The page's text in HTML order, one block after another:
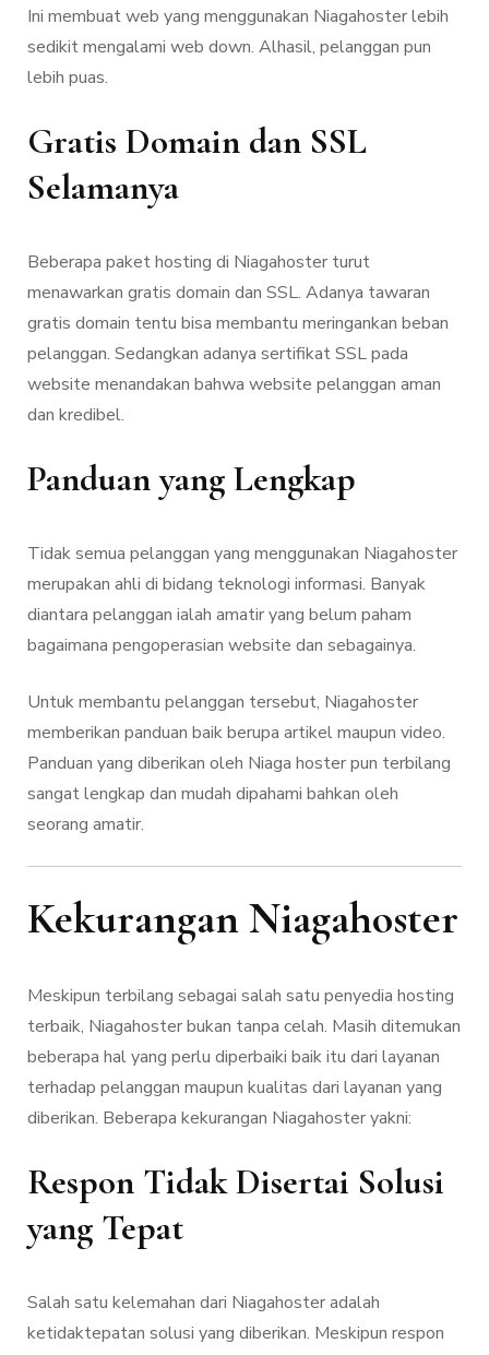
Ini membuat web yang menggunakan Niagahoster lebih
sedikit mengalami web down. Alhasil, pelanggan pun
lebih puas.
Gratis Domain dan SSL
Selamanya
Beberapa paket hosting di Niagahoster turut
menawarkan gratis domain dan SSL. Adanya tawaran
gratis domain tentu bisa membantu meringankan beban
pelanggan. Sedangkan adanya sertifikat SSL pada
website menandakan bahwa website pelanggan aman
dan kredibel.
Panduan yang Lengkap
Tidak semua pelanggan yang menggunakan Niagahoster
merupakan ahli di bidang teknologi informasi. Banyak
diantara pelanggan ialah amatir yang belum paham
bagaimana pengoperasian website dan sebagainya.
Untuk membantu pelanggan tersebut, Niagahoster
memberikan panduan baik berupa artikel maupun video.
Panduan yang diberikan oleh Niaga hoster pun terbilang
sangat lengkap dan mudah dipahami bahkan oleh
seorang amatir.
Kekurangan Niagahoster
Meskipun terbilang sebagai salah satu penyedia hosting
terbaik, Niagahoster bukan tanpa celah. Masih ditemukan
beberapa hal yang perlu diperbaiki baik itu dari layanan
terhadap pelanggan maupun kualitas dari layanan yang
diberikan. Beberapa kekurangan Niagahoster yakni:
Respon Tidak Disertai Solusi
yang Tepat
Salah satu kelemahan dari Niagahoster adalah
ketidaktepatan solusi yang diberikan. Meskipun respon